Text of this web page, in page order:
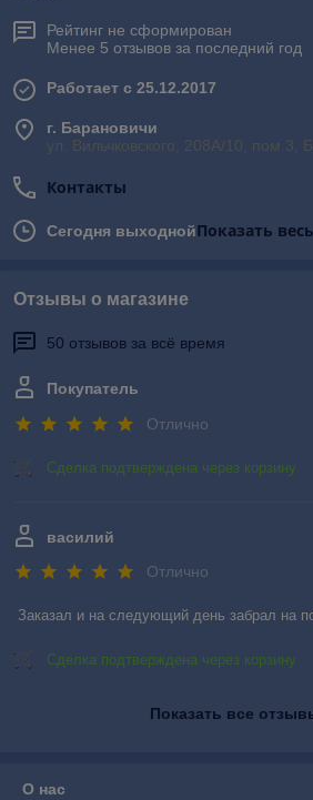
Рейтинг не сформирован
Менее 5 отзывов за последний год
Работает с 25.12.2017
г. Барановичи
ул. Вильчковского, 208А/10, пом.3,
Контакты
Сегодня выходнойПоказать
Отзывы о магазине
50 отзывов за всё время
Покупатель
Отлично
Сделка подтверждена через корзину
василий
Отлично
Заказал и на следующий день забрал на
Сделка подтверждена через корзину
Показать все
О нас